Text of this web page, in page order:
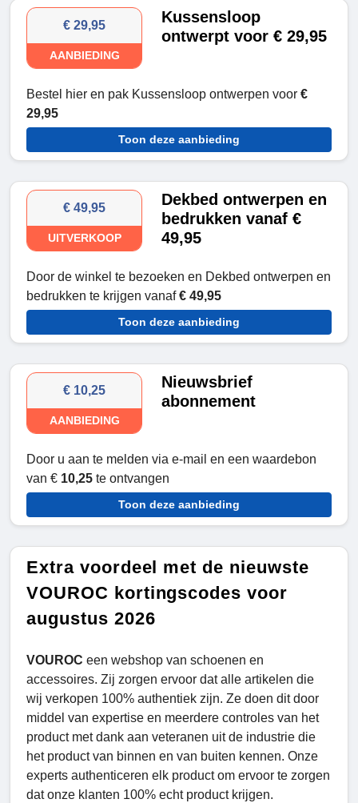
€ 29,95
AANBIEDING
Kussensloop
ontwerpt voor € 29,95
Bestel hier en pak Kussensloop ontwerpen voor €
29,95
Toon deze aanbieding
€ 49,95
UITVERKOOP
Dekbed ontwerpen en
bedrukken vanaf €
49,95
Door de winkel te bezoeken en Dekbed ontwerpen en
bedrukken te krijgen vanaf€ 49,95
Toon deze aanbieding
€ 10,25
AANBIEDING
Nieuwsbrief
abonnement
Door u aan te melden via e-mail en een waardebon
van € 10,25 te ontvangen
Toon deze aanbieding
Extra voordeel met de nieuwste
VOUROC kortingscodes voor
augustus 2026
VOUROC een webshop van schoenen en
accessoires. Zij zorgen ervoor dat alle artikelen die
wij verkopen 100% authentiek zijn. Ze doen dit door
middel van expertise en meerdere controles van het
product met dank aan veteranen uit de industrie die
het product van binnen en van buiten kennen. Onze
experts authenticeren elk product om ervoor te zorgen
dat onze klanten 100% echt product krijgen.